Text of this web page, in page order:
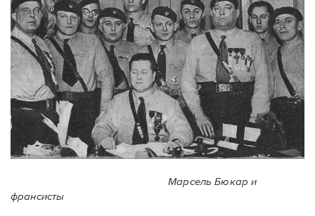
Марсель Бюкар и
франсисты